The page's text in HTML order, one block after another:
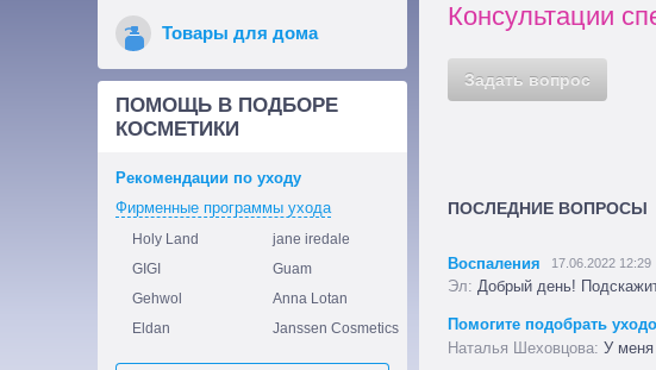
Консультации
Задать вопрос
ПОСЛЕДНИЕ ВОПРОСЫ
Воспаления 17.06.2022 12:29
Добрый день!
Помогите подобрать
У меня
Товары для дома
ПОМОЩЬ В ПОДБОРЕ
КОСМЕТИКИ
Рекомендации по уходу
Фирменные программы ухода
Holy Land
jane iredale
GIGI
Guam
Gehwol
Anna Lotan
Eldan
Janssen Cosmetics